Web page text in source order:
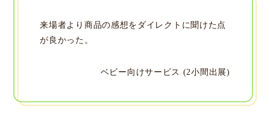
来場者より商品の感想をダイレクトに聞けた点
が良かった。
ベビー向けサービス (2小間出展)